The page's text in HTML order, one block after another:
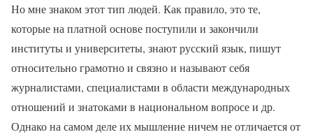
Но мне знаком этот тип людей. Как правило, это те,
которые на платной основе поступили и закончили
институты и университеты, знают русский язык, пишут
относительно грамотно и связно и называют себя
журналистами, специалистами в области международных
отношений и знатоками в национальном вопросе и др.
Однако на самом деле их мышление ничем не отличается от